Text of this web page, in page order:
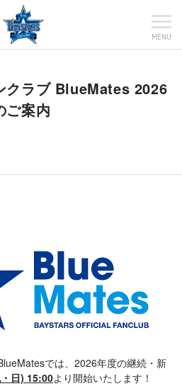
MENU
クラブ BlueMates 2026
ご案内
では、2026年度の継続・新
日) 15:00より開始いたします！